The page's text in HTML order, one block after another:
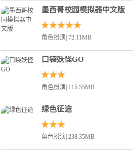
墨西哥校园模拟器中文版
角色扮演| 72.11MB
口袋妖怪GO
角色扮演| 115.55MB
绿色征途
角色扮演| 238.35MB